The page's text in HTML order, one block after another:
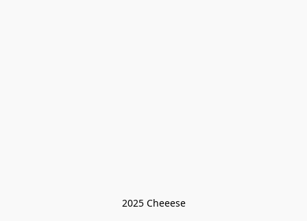
2025 Cheeese